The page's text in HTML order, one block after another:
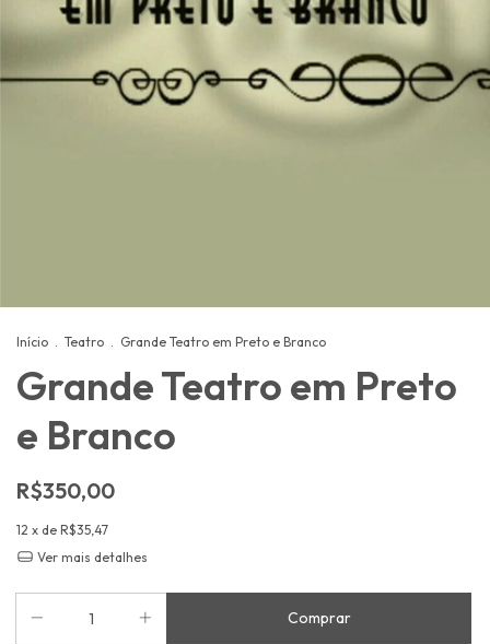
Início Teatro Grande Teatro em Preto e Branco
Grande Teatro em Preto
e Branco
R$350,00
12 x de R$35,47
Ver mais detalhes